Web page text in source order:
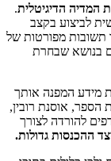
המדיה הדיגיטלית.
לביצוע בקצב
תשובות מפורטות של
בנושא שבחרת
מידע המפנה אותך
אוסנת רובין,
להורדה לצורך
ההכנסות גדולות.